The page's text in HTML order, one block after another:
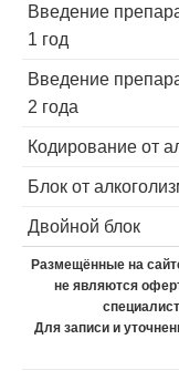
Введение
1 год
Введение
2 года
Кодирование от
Блок от
Двойной блок
Размещённые на
не являются
Для записи и